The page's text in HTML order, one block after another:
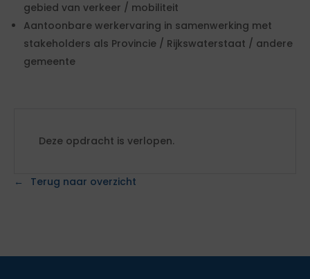
gebied van verkeer / mobiliteit
Aantoonbare werkervaring in samenwerking met
stakeholders als Provincie / Rijkswaterstaat / andere
gemeente
Deze opdracht is verlopen.
Terug naar overzicht